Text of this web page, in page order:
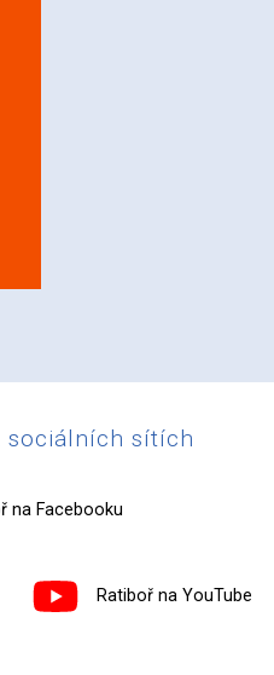
sociálních sítích
na Facebooku
Ratiboř na YouTube